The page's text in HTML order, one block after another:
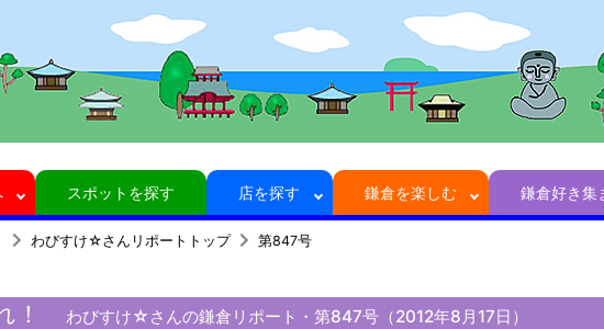
スポットを探す 店を探す 鎌倉を楽しむ 鎌倉好き集
わびすけ☆さんリポートトップ 第847号
！ わびすけ☆さんの鎌倉リポート・第847号（2012年8月17日）